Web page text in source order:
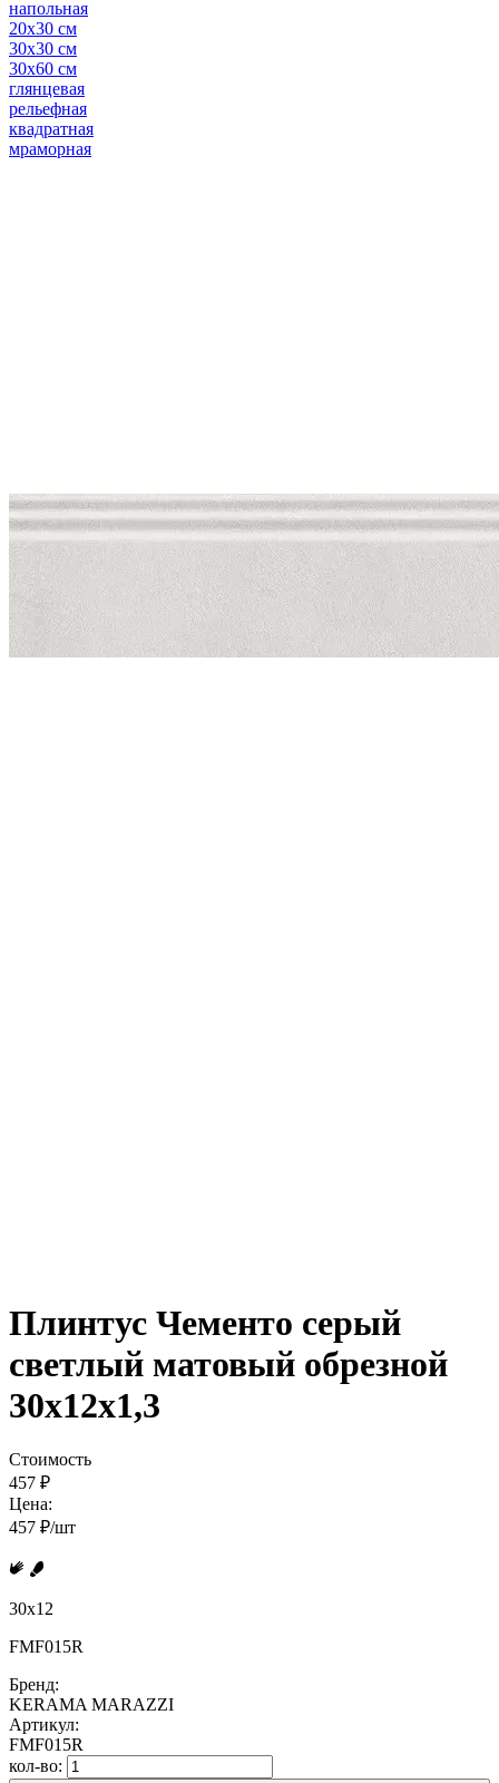
напольная
20x30 см
30x30 см
30x60 см
глянцевая
рельефная
квадратная
мраморная
Плинтус Чементо серый
светлый матовый обрезной
30x12x1,3
Стоимость
457 ₽
Цена:
457 ₽/шт
30x12
FMF015R
Бренд:
KERAMA MARAZZI
Артикул:
FMF015R
кол-во: